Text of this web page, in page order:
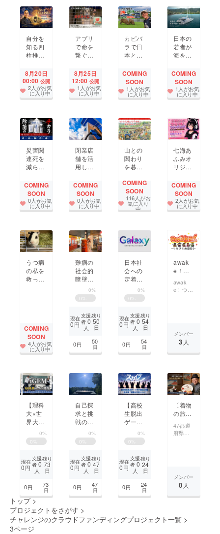
自分を
知る四
柱推命
トを届
けた
い！
8月20日
00:00 公開
2人がお気
に入り中
アプリ
で命を
繋ぐ-
保護・
里親情
報共有
アプリ
ンク】
-
8月25日
12:00 公開
1人がお気
に入り中
カピバ
ラで日
本とブ
をつな
ぐ。人
と野生
動物共
けたい
3,000k
m
COMING
SOON
1人がお気
に入り中
日本の
若者が
海を知
界を知
り、人
と繋が
り、自
能性を
広げる
ための
船
COMING
SOON
1人がお気
に入り中
災害関
連死を
減らす
に。 衛
生環境
を守る
「除菌
ジェク
ト」
COMING
SOON
0人がお気
に入り中
閉業店
舗を活
用し関
V充電
スタン
ドを普
及させ
COMING
SOON
0人がお気
に入り中
山との
関わり
を暮ら
に取り
戻す
「山の
共同よ
ジェク
ト
COMING
SOON
116人がお
気に入り
中
七海あ
ふみオ
リジナ
ve2D
化した
Vtuber
のお披
COMING
SOON
2人がお気
に入り中
うつ病
の私を
救って
保護動
物カ
フェ×
障害福
COMING
SOON
4人がお気
に入り中
難病の
社会的
障壁を
知る。
体験か
ら学ぶ
啓発イ
ベント
開催！
0%
0
現在
0円
支援
者0
人
残り
50
日
0円 50
日
日本社
会への
定着を
徹底サ
ポー
ト！外
国人材
総合支
援プ
フォー
ムを立
0%
0
現在
0円
支援
者0
人
残り
54
日
0円 54
日
awak
e！つ
ながり
応援
会をー
awak
e！つな
者の地
域活動
り近く
コミュ
ニティ
サロン
地域の
方々と
の「つ
ながり
と応
の原動
力にな
りま
と活躍
でき
メンバー
3 人
【理科
大×世
界大
会】合
成生物
学で塩
害問題
に挑
戦！iG
賞プロ
ジェク
ト
0%
0
現在
0円
支援
者0
人
残り
73
日
0円 73
日
自己探
求と挑
戦の
旅：神
社仏閣
修行か
らの
メッ
セージ
0%
0
現在
0円
支援
者0
人
残り
47
日
0円 47
日
【高校
生脱出
ゲーム
甲子園
202
6】初
出場で
優勝を
目指し
0%
0
現在
0円
支援
者0
人
残り
24
日
0円 24
日
〔着物
の旅
人〕日
本を飛
び出し
げる
ファン
コミュ
47都道
府県制
しん」
が、次
いよ世
ます！
メンバー
0 人
トップ >
プロジェクトをさがす >
チャレンジのクラウドファンディングプロジェクト一覧 >
3ページ